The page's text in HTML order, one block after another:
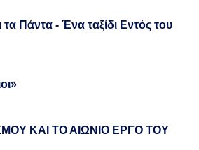
Πάντα - Ένα ταξίδι Εντός του
ΚΑΙ ΤΟ ΑΙΩΝΙΟ ΕΡΓΟ ΤΟΥ